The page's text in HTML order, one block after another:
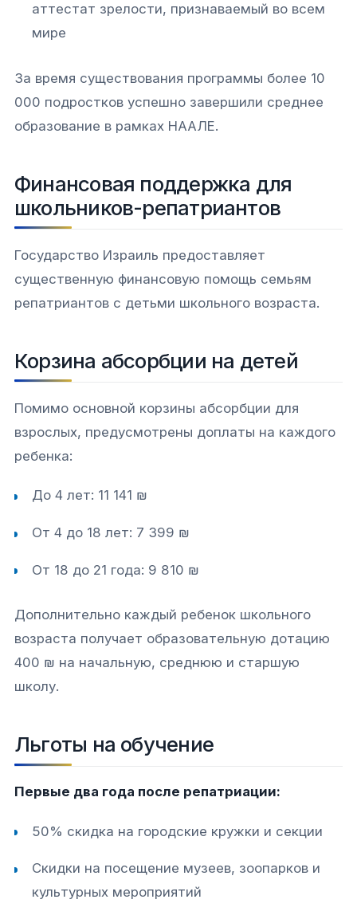
аттестат зрелости, признаваемый во всем
мире
За время существования программы более 10
000 подростков успешно завершили среднее
образование в рамках НААЛЕ.​
Финансовая поддержка для
школьников-репатриантов
Государство Израиль предоставляет
существенную финансовую помощь семьям
репатриантов с детьми школьного возраста.​
Корзина абсорбции на детей
Помимо основной корзины абсорбции для
взрослых, предусмотрены доплаты на каждого
ребенка:
До 4 лет: 11 141 ₪
От 4 до 18 лет: 7 399 ₪
От 18 до 21 года: 9 810 ₪
Дополнительно каждый ребенок школьного
возраста получает образовательную дотацию
400 ₪ на начальную, среднюю и старшую
школу.​
Льготы на обучение
Первые два года после репатриации:
50% скидка на городские кружки и секции
Скидки на посещение музеев, зоопарков и
культурных мероприятий
Связаться с нами